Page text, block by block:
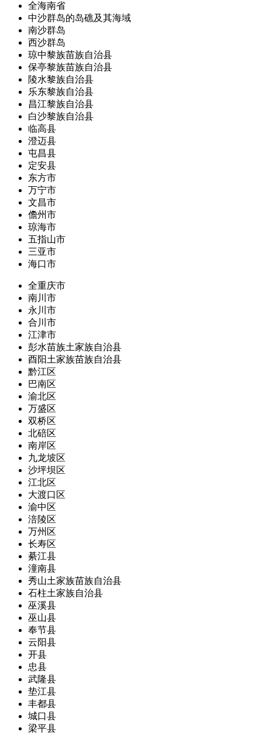
全海南省
中沙群岛的岛礁及其海域
南沙群岛
西沙群岛
琼中黎族苗族自治县
保亭黎族苗族自治县
陵水黎族自治县
乐东黎族自治县
昌江黎族自治县
白沙黎族自治县
临高县
澄迈县
屯昌县
定安县
东方市
万宁市
文昌市
儋州市
琼海市
五指山市
三亚市
海口市
全重庆市
南川市
永川市
合川市
江津市
彭水苗族土家族自治县
酉阳土家族苗族自治县
黔江区
巴南区
渝北区
万盛区
双桥区
北碚区
南岸区
九龙坡区
沙坪坝区
江北区
大渡口区
渝中区
涪陵区
万州区
长寿区
綦江县
潼南县
秀山土家族苗族自治县
石柱土家族自治县
巫溪县
巫山县
奉节县
云阳县
开县
忠县
武隆县
垫江县
丰都县
城口县
梁平县